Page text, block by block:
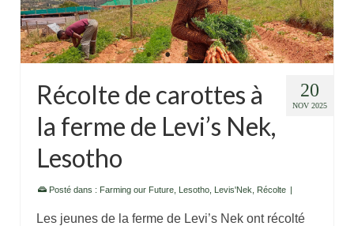
20
NOV 2025
Récolte de carottes à
la ferme de Levi’s Nek,
Lesotho
Posté dans : Farming our Future Lesotho Levis'Nek Récolte |
Les jeunes de la ferme de Levi’s Nek ont récolté